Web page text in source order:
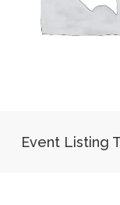
Event Listing